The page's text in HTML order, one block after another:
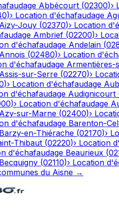
Abbécourt (02300)›
)› Location d'échafaudage
Aizy-Jouy (02370)› Location
Ambrief (02200)›
d'échafaudage Andelain (
Annois (02480)› Location
d'échafaudage Armentières-
Assis-sur-Serre (02270)›
)› Location d'échafaudage
d'échafaudage Audignicourt
)› Location d'échafaudage
Azy-sur-Marne (02400)›
d'échafaudage Barenton-Cel
Barzy-en-Thiérache (02170)›
Thibaut (02220)› Location
d'échafaudage Beaurieux (
Becquigny (02110)› Location
du Aisne →